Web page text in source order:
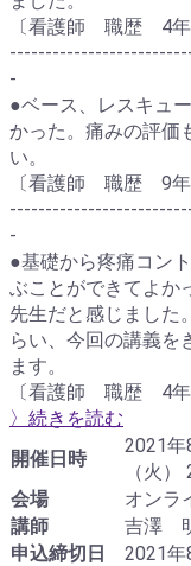
〔看護師 職歴 4年
-
●ベース、レスキュ
かった。痛みの評価
い。
〔看護師 職歴 9年
-
●基礎から疼痛コン
ぶことができてよか
先生だと感じました
らい、今回の講義を
ます。
〔看護師 職歴 4年
〉続きを読む
開催日時
2021年
（火
会場
オンラ
講師
吉澤
申込締切日
2021年